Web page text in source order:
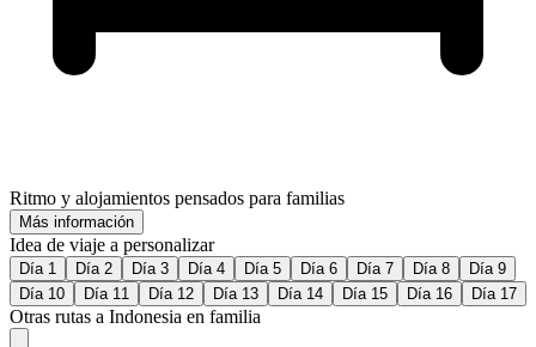
Ritmo y alojamientos pensados para familias
Más información
Idea de viaje a personalizar
Día 1 Día 2 Día 3 Día 4 Día 5 Día 6 Día 7 Día 8
Día 9
Día 10
Día 11 Día 12 Día 13 Día 14 Día 15 Día 16 Día 17
Otras rutas a Indonesia en familia